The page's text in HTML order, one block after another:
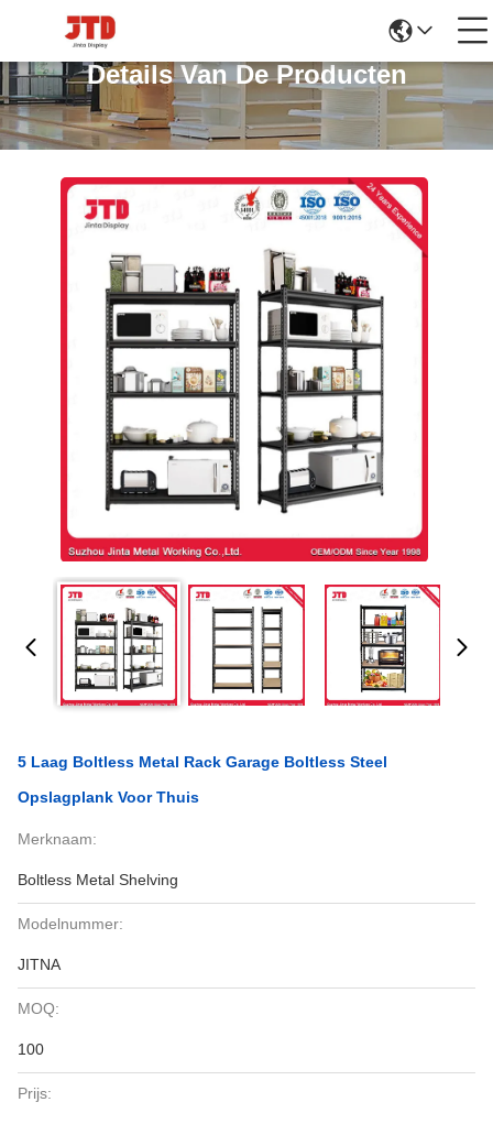
Details Van De Producten
5 Laag Boltless Metal Rack Garage Boltless Steel
Opslagplank Voor Thuis
Merknaam:
Boltless Metal Shelving
Modelnummer:
JITNA
MOQ:
100
Prijs: